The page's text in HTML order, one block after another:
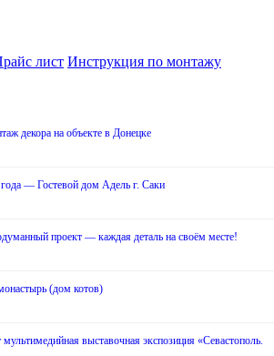
лист Инструкция по монтажу
декора на объекте в Донецке
— Гостевой дом Адель г. Саки
проект — каждая деталь на своём месте!
(дом котов)
выставочная экспозиция «Севастополь.